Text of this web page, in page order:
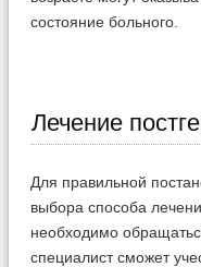
состояние больного.
Лечение
Для правильной
выбора способа
необходимо
специалист сможет